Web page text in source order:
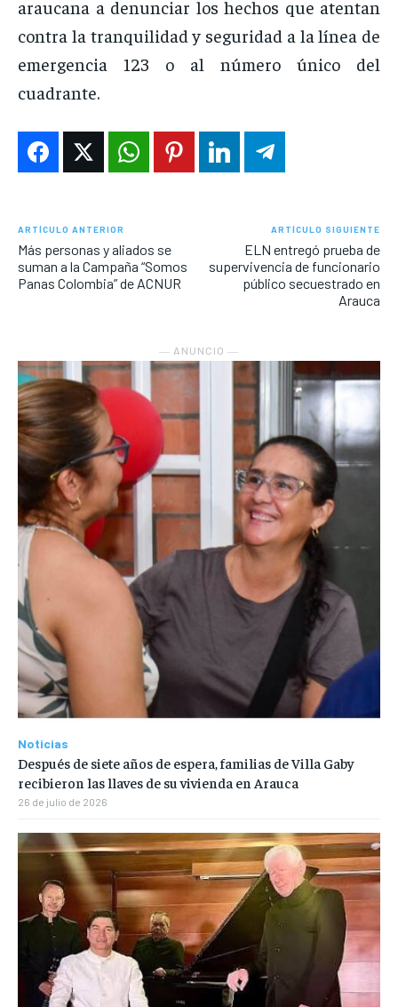
araucana a denunciar los hechos que atentan
contra la tranquilidad y seguridad a la línea de
emergencia 123 o al número único del
cuadrante.
ARTÍCULO ANTERIOR
Más personas y aliados se
suman a la Campaña “Somos
Panas Colombia” de ACNUR
ARTÍCULO SIGUIENTE
ELN entregó prueba de
supervivencia de funcionario
público secuestrado en
Arauca
― ANUNCIO ―
Noticias
Después de siete años de espera, familias de Villa Gaby
recibieron las llaves de su vivienda en Arauca
26 de julio de 2026